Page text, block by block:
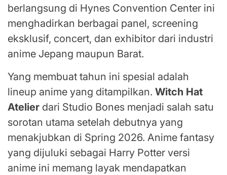
berlangsung di Hynes Convention Center ini
menghadirkan berbagai panel, screening
eksklusif, concert, dan exhibitor dari industri
anime Jepang maupun Barat.
Yang membuat tahun ini spesial adalah
lineup anime yang ditampilkan. Witch Hat
Atelier dari Studio Bones menjadi salah satu
sorotan utama setelah debutnya yang
menakjubkan di Spring 2026. Anime fantasy
yang dijuluki sebagai Harry Potter versi
anime ini memang layak mendapatkan